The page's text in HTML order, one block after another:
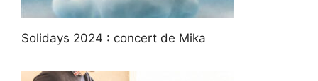
Solidays 2024 : concert de Mika